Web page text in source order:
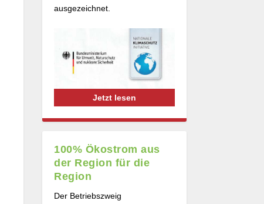
ausgezeichnet.
Jetzt lesen
100% Ökostrom aus
der Region für die
Region
Der Betriebszweig